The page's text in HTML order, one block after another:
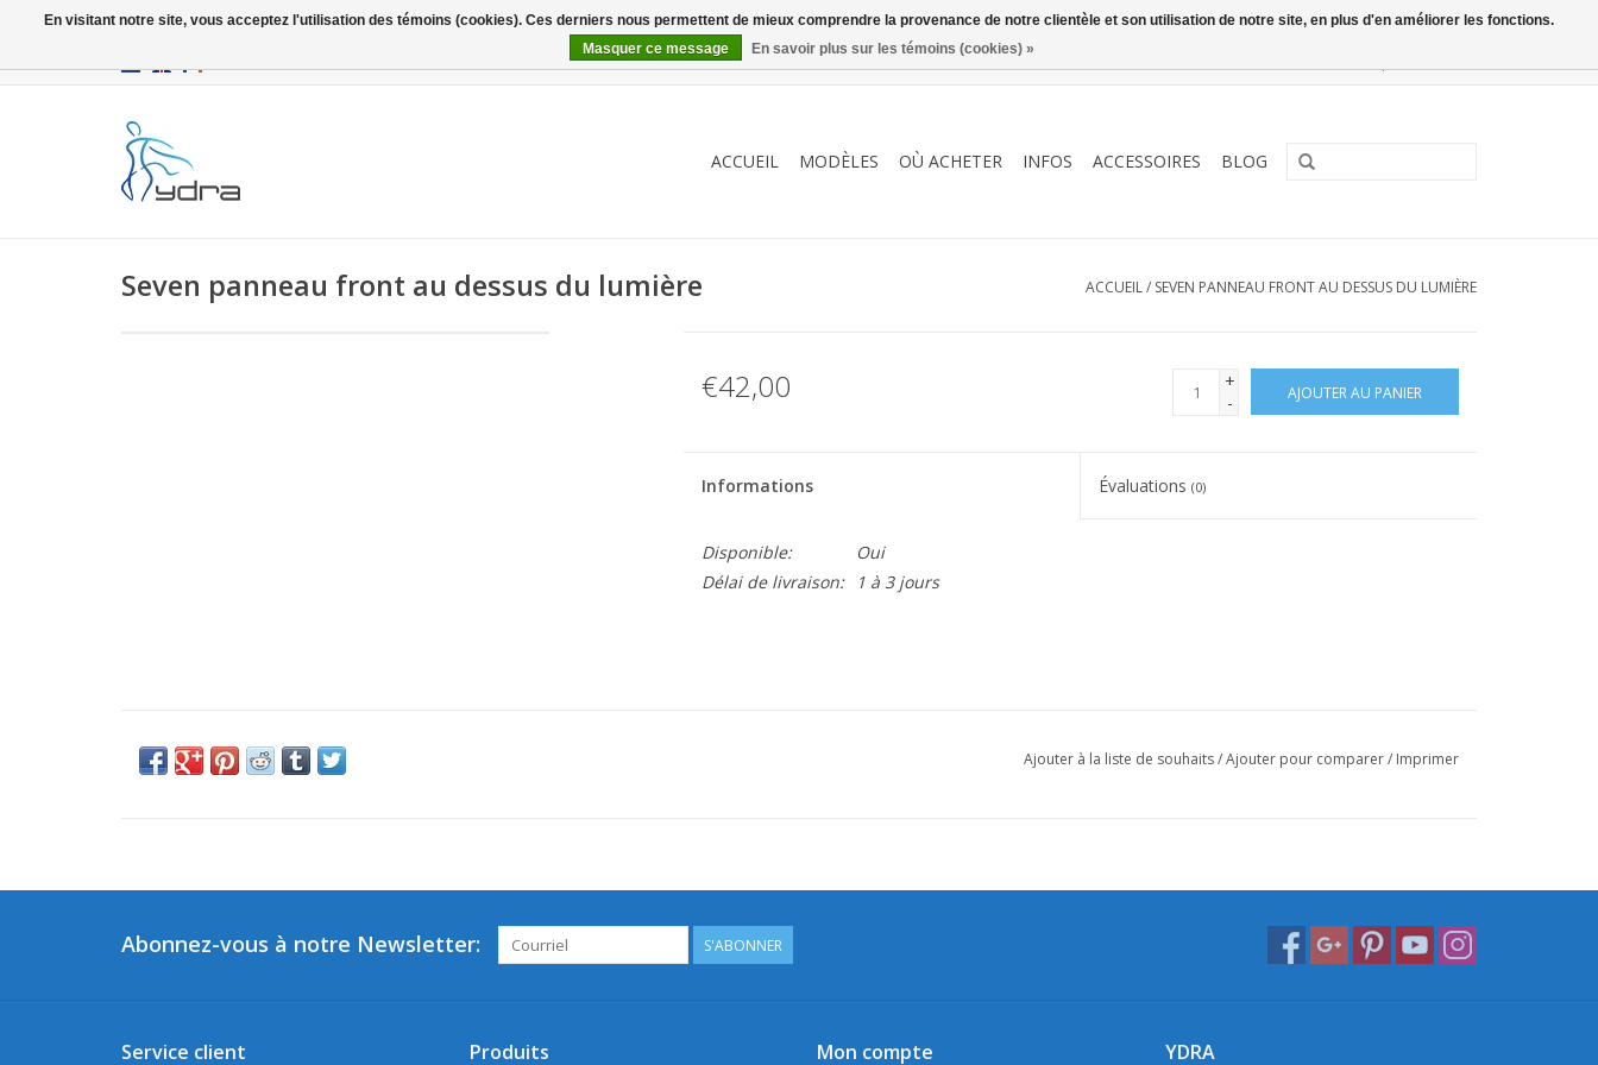
ACCUEIL MODÈLES OÙ ACHETER INFOS ACCESSOIRES BLOG
Seven panneau front au dessus du lumière ACCUEIL/ SEVEN PANNEAU FRONT AU DESSUS DU LUMIÈRE
€42,00
+
-
AJOUTER AU PANIER
Informations Évaluations(0)
Disponible:
Oui
Délai de livraison:
1 à 3 jours
Ajouter à la liste de souhaits/Ajouter pour comparer/ Imprimer
Abonnez-vous à notre Newsletter: S'ABONNER
Service client Produits Mon compte YDRA
En visitant notre site, vous acceptez l'utilisation des témoins (cookies). Ces derniers nous permettent de mieux comprendre la provenance de notre clientèle et son utilisation de notre site, en plus d'en améliorer les fonctions.
Masquer ce message
En savoir plus sur les témoins (cookies) »